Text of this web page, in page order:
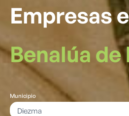
Empresas
Benalúa
Municipio